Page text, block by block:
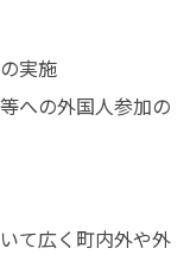
実施
への外国人参加の
て広く町内外や外